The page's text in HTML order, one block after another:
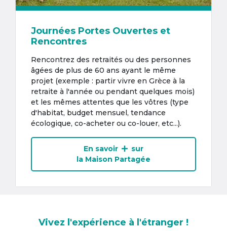
Journées Portes Ouvertes et
Rencontres
Rencontrez des retraités ou des personnes
âgées de plus de 60 ans ayant le même
projet (exemple : partir vivre en Grèce à la
retraite à l'année ou pendant quelques mois)
et les mêmes attentes que les vôtres (type
d'habitat, budget mensuel, tendance
écologique, co-acheter ou co-louer, etc...).
En savoir
sur
la Maison Partagée
Vivez l'expérience à l'étranger !